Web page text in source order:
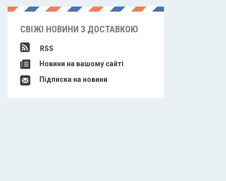
СВІЖІ НОВИНИ З ДОСТАВКОЮ
RSS
Новини на вашому сайті
Підписка на новини